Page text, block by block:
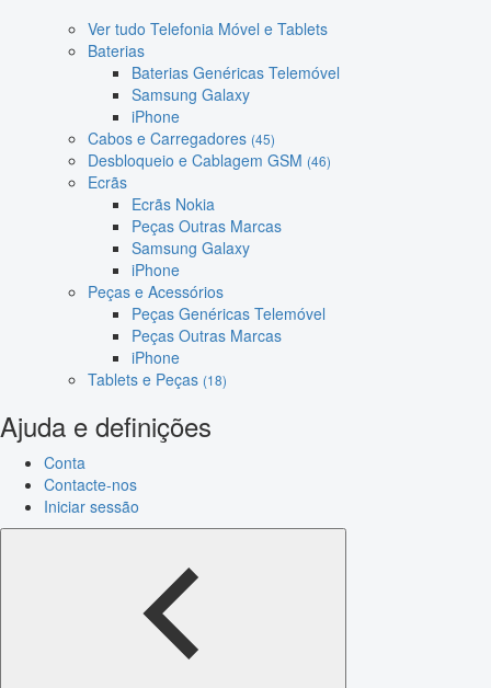
Ver tudo Telefonia Móvel e Tablets
Baterias
Baterias Genéricas Telemóvel
Samsung Galaxy
iPhone
Cabos e Carregadores (45)
Desbloqueio e Cablagem GSM (46)
Ecrãs
Ecrãs Nokia
Peças Outras Marcas
Samsung Galaxy
iPhone
Peças e Acessórios
Peças Genéricas Telemóvel
Peças Outras Marcas
iPhone
Tablets e Peças (18)
Ajuda e definições
Conta
Contacte-nos
Iniciar sessão